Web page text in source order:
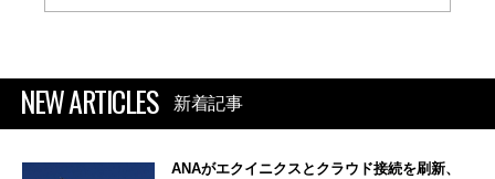
NEW ARTICLES 新着記事
ANAがエクイニクスとクラウド接続を刷新、